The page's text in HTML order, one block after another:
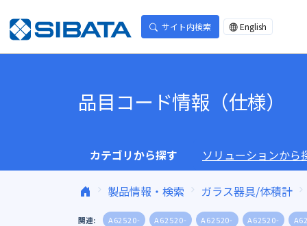
サイト内検索 English
品目コード情報（仕様）
カテゴリから探す ソリューションから
製品情報・検索 ガラス器具/体積計
関連: A62520- A62520- A62520- A62520-